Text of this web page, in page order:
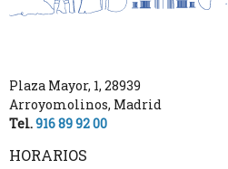
Plaza Mayor, 1, 28939
Arroyomolinos, Madrid
Tel.916 89 92 00
HORARIOS